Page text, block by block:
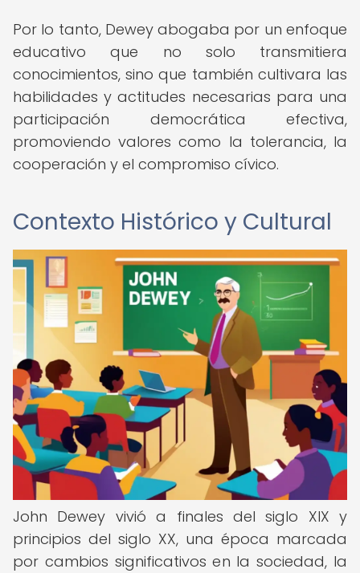
Por lo tanto, Dewey abogaba por un enfoque
educativo que no solo transmitiera
conocimientos, sino que también cultivara las
habilidades y actitudes necesarias para una
participación democrática efectiva,
promoviendo valores como la tolerancia, la
cooperación y el compromiso cívico.
Contexto Histórico y Cultural
John Dewey vivió a finales del siglo XIX y
principios del siglo XX, una época marcada
por cambios significativos en la sociedad, la